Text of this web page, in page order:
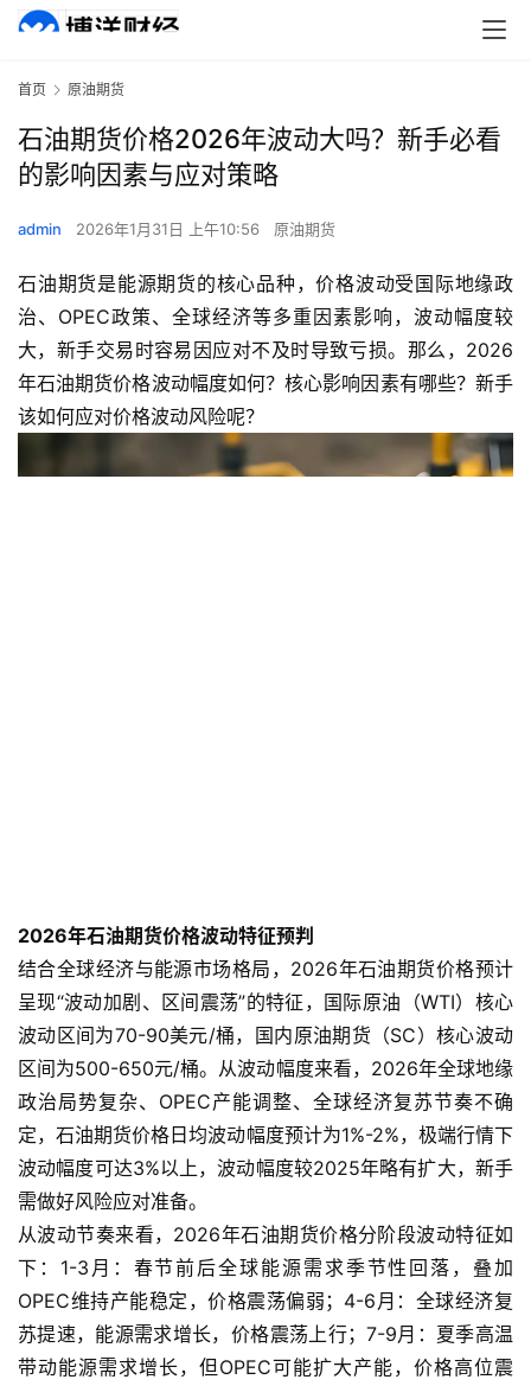
首页 原油期货
石油期货价格2026年波动大吗？新手必看
的影响因素与应对策略
admin 2026年1月31日 上午10:56 原油期货
石油期货是能源期货的核心品种，价格波动受国际地缘政
治、OPEC政策、全球经济等多重因素影响，波动幅度较
大，新手交易时容易因应对不及时导致亏损。那么，2026
年石油期货价格波动幅度如何？核心影响因素有哪些？新手
该如何应对价格波动风险呢？
2026年石油期货价格波动特征预判
结合全球经济与能源市场格局，2026年石油期货价格预计
呈现“波动加剧、区间震荡”的特征，国际原油（WTI）核心
波动区间为70-90美元/桶，国内原油期货（SC）核心波动
区间为500-650元/桶。从波动幅度来看，2026年全球地缘
政治局势复杂、OPEC产能调整、全球经济复苏节奏不确
定，石油期货价格日均波动幅度预计为1%-2%，极端行情下
波动幅度可达3%以上，波动幅度较2025年略有扩大，新手
需做好风险应对准备。
从波动节奏来看，2026年石油期货价格分阶段波动特征如
下：1-3月：春节前后全球能源需求季节性回落，叠加
OPEC维持产能稳定，价格震荡偏弱；4-6月：全球经济复
苏提速，能源需求增长，价格震荡上行；7-9月：夏季高温
带动能源需求增长，但OPEC可能扩大产能，价格高位震